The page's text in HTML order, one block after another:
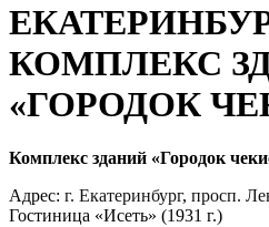
КОМПЛЕКС
«ГОРОДОК
Комплекс зданий «Городок
Адрес: г. Екатеринбург, просп.
Гостиница «Исеть» (1931 г.)